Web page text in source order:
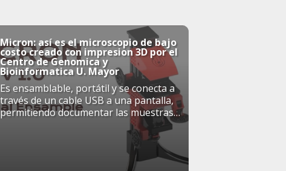
Micron: así es el microscopio de bajo
costo creado con impresion 3D por el
Centro de Genomica y
Bioinformatica U. Mayor
Es ensamblable, portátil y se conecta a
través de un cable USB a una pantalla,
permitiendo documentar las muestras
visualizadas. "Está pensado para que ...